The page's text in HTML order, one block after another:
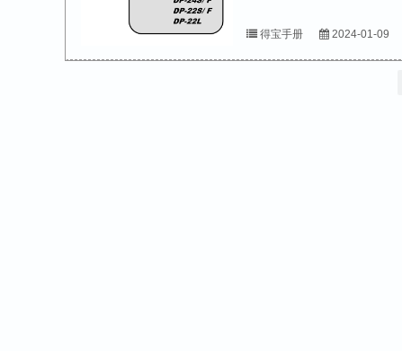
得宝手册 2024-01-09